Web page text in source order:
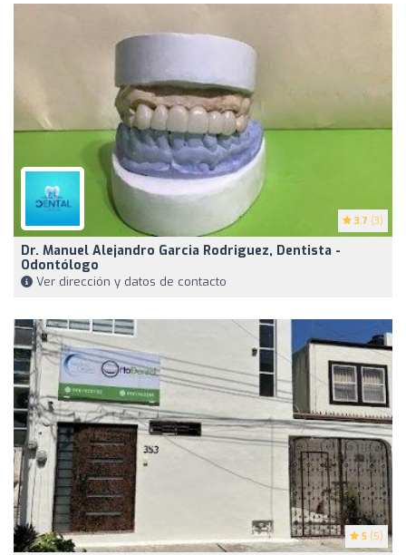
3.7 (3)
Dr. Manuel Alejandro Garcia Rodriguez, Dentista -
Odontólogo
Ver dirección y datos de contacto
5 (5)